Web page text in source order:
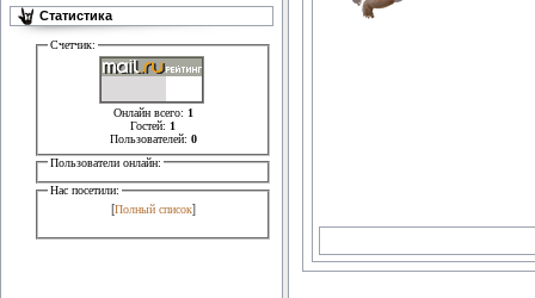
Статистика
Счетчик:
Онлайн всего: 1
Гостей: 1
Пользователей: 0
Пользователи онлайн:
Нас посетили:
[Полный список]